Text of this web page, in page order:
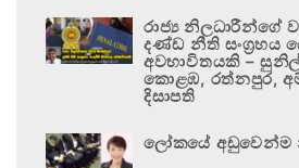
රාජ්‍ය නිලධාරීන්ගේ
දණ්ඩ නීති සංග්‍රහය
අවභාවිතයකි –
කොළඹ, රත්නපුර,
දිසාපති
ලෝකයේ අඩුවෙන්ම